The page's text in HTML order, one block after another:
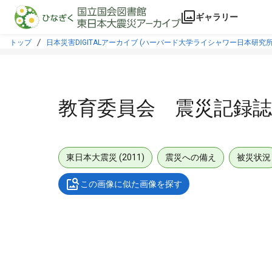
本文に飛ぶ
ギャラリー
トップ 日本災害DIGITALアーカイブ (ハーバード大学ライシャワー日本研究
教育委員会 震災記録誌
東日本大震災 (2011) 震災への備え 被災状況
この画像に似た画像を探す